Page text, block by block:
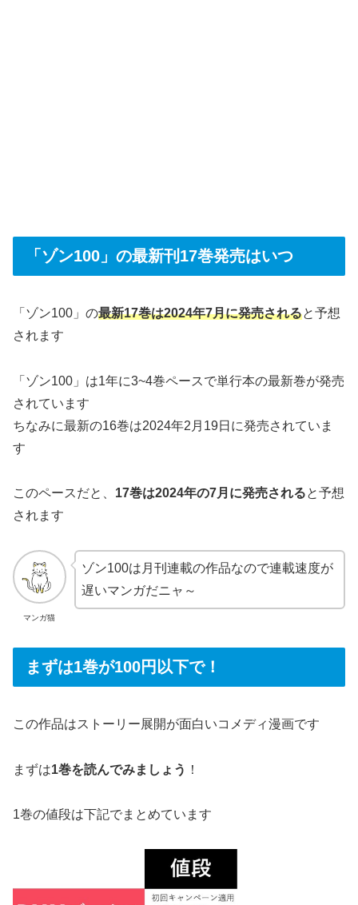
「ゾン100」の最新刊17巻発売はいつ
「ゾン100」の最新17巻は2024年7月に発売されると予想
されます
「ゾン100」は1年に3~4巻ペースで単行本の最新巻が発売
されています
ちなみに最新の16巻は2024年2月19日に発売されていま
す
このペースだと、 17巻は2024年の7月に発売されると予想
されます
マンガ猫
ゾン100は月刊連載の作品なので連載速度が
遅いマンガだニャ～
まずは1巻が100円以下で！
この作品はストーリー展開が面白いコメディ漫画です
まずは1巻を読んでみましょう ！
1巻の値段は下記でまとめています